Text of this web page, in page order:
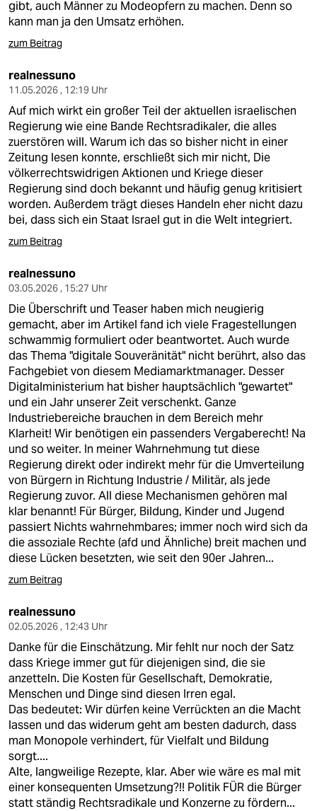
gibt, auch Männer zu Modeopfern zu machen. Denn so
kann man ja den Umsatz erhöhen.
zum Beitrag
realnessuno
11.05.2026 , 12:19 Uhr
Auf mich wirkt ein großer Teil der aktuellen israelischen
Regierung wie eine Bande Rechtsradikaler, die alles
zuerstören will. Warum ich das so bisher nicht in einer
Zeitung lesen konnte, erschließt sich mir nicht, Die
völkerrechtswidrigen Aktionen und Kriege dieser
Regierung sind doch bekannt und häufig genug kritisiert
worden. Außerdem trägt dieses Handeln eher nicht dazu
bei, dass sich ein Staat Israel gut in die Welt integriert.
zum Beitrag
realnessuno
03.05.2026 , 15:27 Uhr
Die Überschrift und Teaser haben mich neugierig
gemacht, aber im Artikel fand ich viele Fragestellungen
schwammig formuliert oder beantwortet. Auch wurde
das Thema "digitale Souveränität" nicht berührt, also das
Fachgebiet von diesem Mediamarktmanager. Desser
Digitalministerium hat bisher hauptsächlich "gewartet"
und ein Jahr unserer Zeit verschenkt. Ganze
Industriebereiche brauchen in dem Bereich mehr
Klarheit! Wir benötigen ein passenders Vergaberecht! Na
und so weiter. In meiner Wahrnehmung tut diese
Regierung direkt oder indirekt mehr für die Umverteilung
von Bürgern in Richtung Industrie / Militär, als jede
Regierung zuvor. All diese Mechanismen gehören mal
klar benannt! Für Bürger, Bildung, Kinder und Jugend
passiert Nichts wahrnehmbares; immer noch wird sich da
die assoziale Rechte (afd und Ähnliche) breit machen und
diese Lücken besetzten, wie seit den 90er Jahren...
zum Beitrag
realnessuno
02.05.2026 , 12:43 Uhr
Danke für die Einschätzung. Mir fehlt nur noch der Satz
dass Kriege immer gut für diejenigen sind, die sie
anzetteln. Die Kosten für Gesellschaft, Demokratie,
Menschen und Dinge sind diesen Irren egal.
Das bedeutet: Wir dürfen keine Verrückten an die Macht
lassen und das widerum geht am besten dadurch, dass
man Monopole verhindert, für Vielfalt und Bildung
sorgt....
Alte, langweilige Rezepte, klar. Aber wie wäre es mal mit
einer konsequenten Umsetzung?!! Politik FÜR die Bürger
statt ständig Rechtsradikale und Konzerne zu fördern...